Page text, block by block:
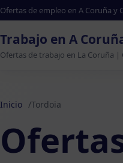
Ofertas de empleo en A Coruña y
Trabajo en A
Ofertas de trabajo en La Coruña
Inicio Tordoia